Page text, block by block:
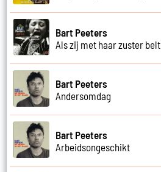
Bart Peeters
Als zij met haar zuster belt
Bart Peeters
Andersomdag
Bart Peeters
Arbeidsongeschikt